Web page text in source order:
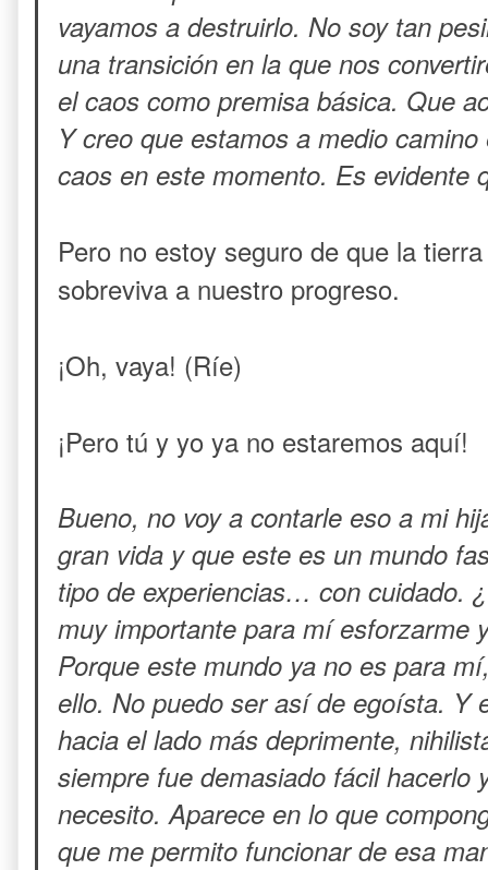
vayamos a destruirlo. No soy tan
una transición en la que nos
el caos como premisa básica. Que
Y creo que estamos a medio
caos en este momento. Es evidente
Pero no estoy seguro de que la
sobreviva a nuestro progreso.
¡Oh, vaya! (Ríe)
¡Pero tú y yo ya no estaremos aquí!
Bueno, no voy a contarle eso a mi
gran vida y que este es un mundo
tipo de experiencias… con cuidado.
muy importante para mí esforzarme
Porque este mundo ya no es para
ello. No puedo ser así de egoísta. Y
hacia el lado más deprimente,
siempre fue demasiado fácil hacerlo
necesito. Aparece en lo que
que me permito funcionar de esa